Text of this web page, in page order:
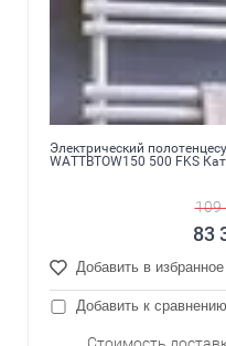
Электрический
WATTBTOW150 500 FKS
109
83
Добавить в избранное
Добавить к сравнению